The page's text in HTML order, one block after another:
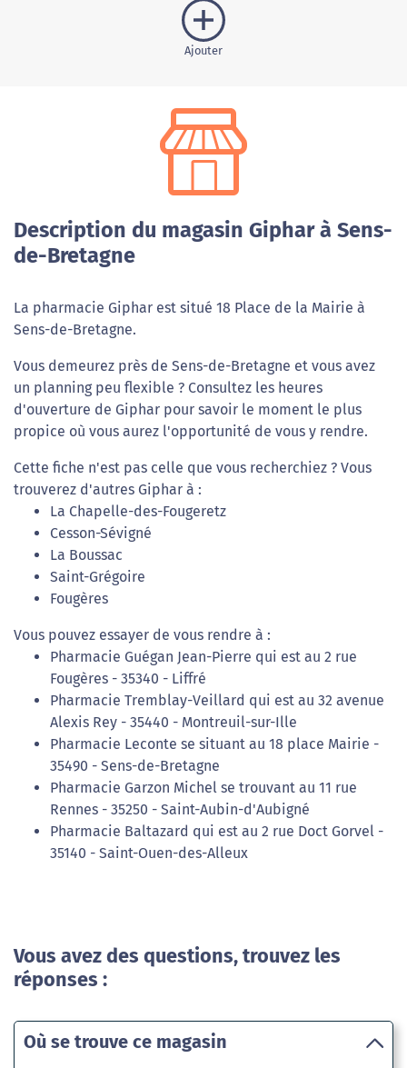
Ajouter
Description du magasin Giphar à Sens-
de-Bretagne
La pharmacie Giphar est situé 18 Place de la Mairie à
Sens-de-Bretagne.
Vous demeurez près de Sens-de-Bretagne et vous avez
un planning peu flexible ? Consultez les heures
d'ouverture de Giphar pour savoir le moment le plus
propice où vous aurez l'opportunité de vous y rendre.
Cette fiche n'est pas celle que vous recherchiez ? Vous
trouverez d'autres Giphar à :
La Chapelle-des-Fougeretz
Cesson-Sévigné
La Boussac
Saint-Grégoire
Fougères
Vous pouvez essayer de vous rendre à :
Pharmacie Guégan Jean-Pierre qui est au 2 rue
Fougères - 35340 - Liffré
Pharmacie Tremblay-Veillard qui est au 32 avenue
Alexis Rey - 35440 - Montreuil-sur-Ille
Pharmacie Leconte se situant au 18 place Mairie -
35490 - Sens-de-Bretagne
Pharmacie Garzon Michel se trouvant au 11 rue
Rennes - 35250 - Saint-Aubin-d'Aubigné
Pharmacie Baltazard qui est au 2 rue Doct Gorvel -
35140 - Saint-Ouen-des-Alleux
Vous avez des questions, trouvez les
réponses :
Où se trouve ce magasin